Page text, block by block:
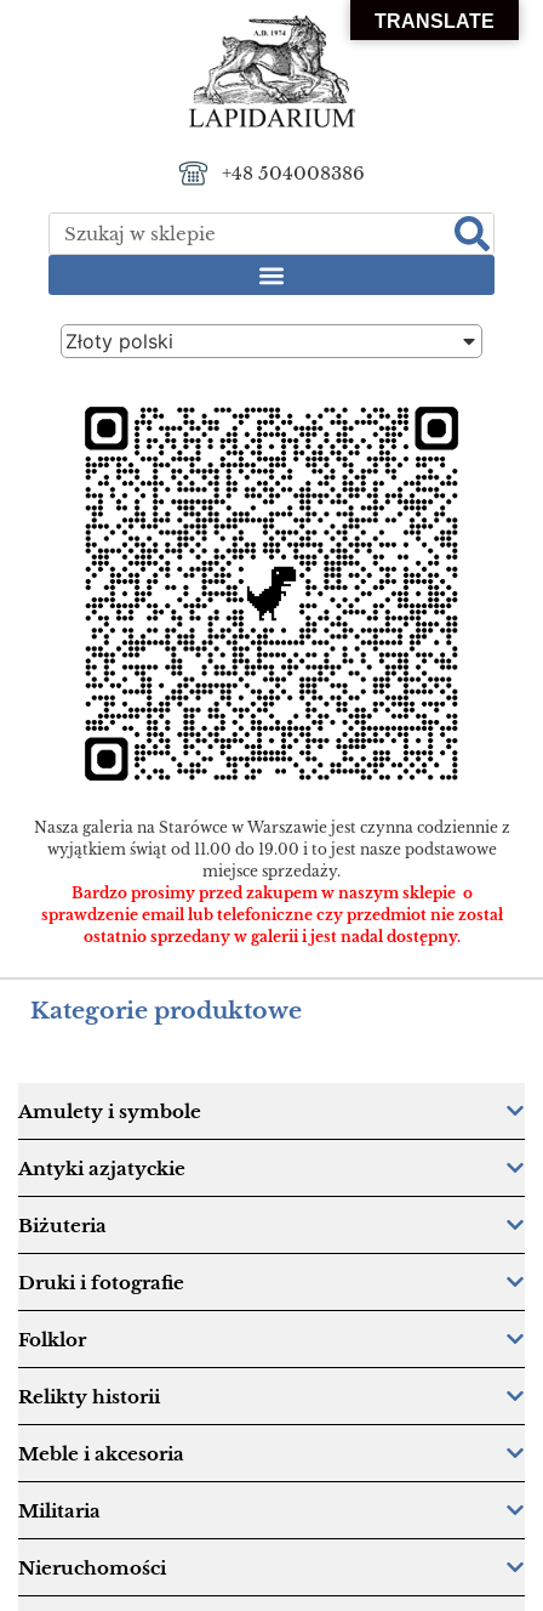
+48 504008386
Złoty polski
Nasza galeria na Starówce w Warszawie jest czynna codziennie z
wyjątkiem świąt od 11.00 do 19.00 i to jest nasze podstawowe
miejsce sprzedaży.
Bardzo prosimy przed zakupem w naszym sklepie o
sprawdzenie email lub telefoniczne czy przedmiot nie został
ostatnio sprzedany w galerii i jest nadal dostępny.
Kategorie produktowe
Amulety i symbole
Antyki azjatyckie
Biżuteria
Druki i fotografie
Folklor
Relikty historii
Meble i akcesoria
Militaria
Nieruchomości
TRANSLATE